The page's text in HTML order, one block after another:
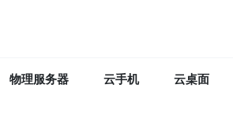
物理服务器 云手机 云桌面